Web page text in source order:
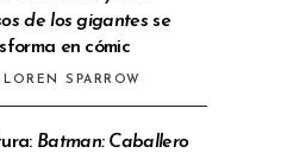
de los gigantesse
en cómic
LOREN SPARROW
Batman: Caballero